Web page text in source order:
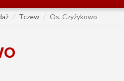
Tczew Os. Czyżykowo